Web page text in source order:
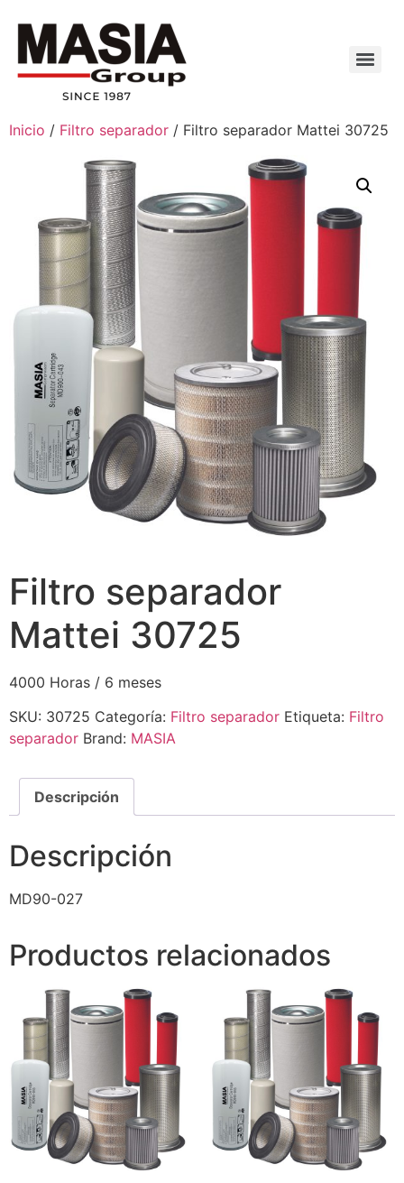
Inicio / Filtro separador / Filtro separador Mattei 30725
Filtro separador
Mattei 30725
4000 Horas / 6 meses
SKU: 30725 Categoría: Filtro separador Etiqueta: Filtro
separador Brand: MASIA
Descripción
Descripción
MD90-027
Productos relacionados